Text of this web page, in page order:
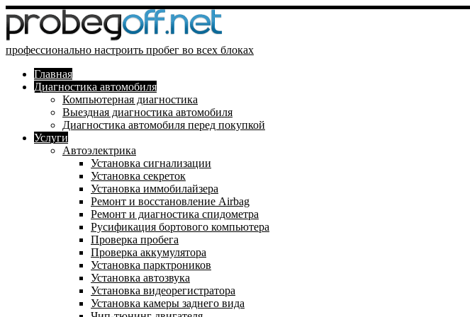
профессионально настроить пробег во всех блоках
Главная
Диагностика автомобиля
Компьютерная диагностика
Выездная диагностика автомобиля
Диагностика автомобиля перед покупкой
Услуги
Автоэлектрика
Установка сигнализации
Установка секреток
Установка иммобилайзера
Ремонт и восстановление Airbag
Ремонт и диагностика спидометра
Русификация бортового компьютера
Проверка пробега
Проверка аккумулятора
Установка парктроников
Установка автозвука
Установка видеорегистратора
Установка камеры заднего вида